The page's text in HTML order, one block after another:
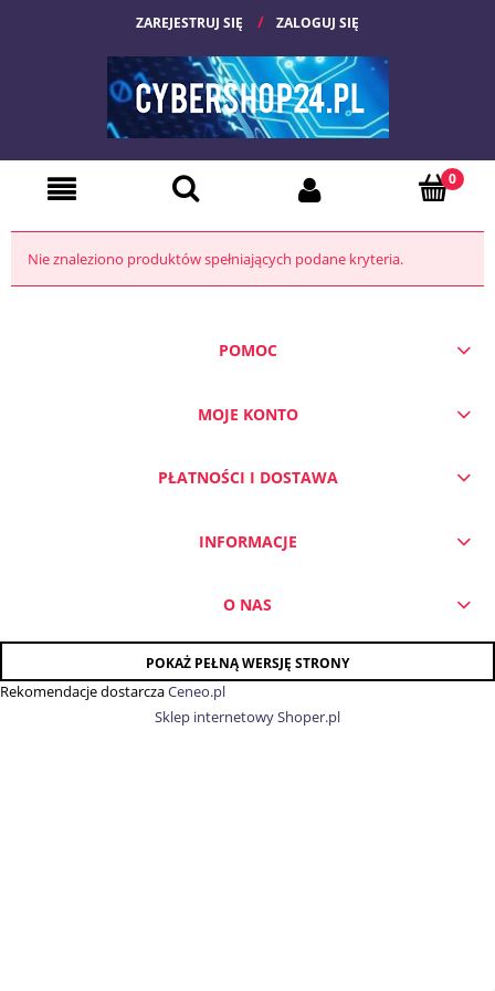
ZAREJESTRUJ SIĘ ZALOGUJ SIĘ
Nie znaleziono produktów spełniających podane kryteria.
POMOC
MOJE KONTO
PŁATNOŚCI I DOSTAWA
INFORMACJE
O NAS
POKAŻ PEŁNĄ WERSJĘ STRONY
Rekomendacje dostarczaCeneo.pl
Sklep internetowy Shoper.pl